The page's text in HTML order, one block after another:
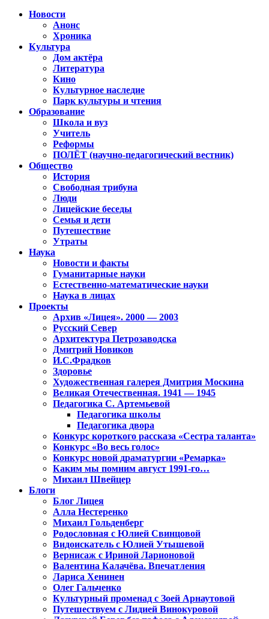
Новости
Анонс
Хроника
Культура
Дом актёра
Литература
Кино
Культурное наследие
Парк культуры и чтения
Образование
Школа и вуз
Учитель
Реформы
ПОЛЁТ (научно-педагогический вестник)
Общество
История
Свободная трибуна
Люди
Лицейские беседы
Семья и дети
Путешествие
Утраты
Наука
Новости и факты
Гуманитарные науки
Естественно-математические науки
Наука в лицах
Проекты
Архив «Лицея». 2000 — 2003
Русский Север
Архитектура Петрозаводска
Дмитрий Новиков
И.С.Фрадков
Здоровье
Художественная галерея Дмитрия Москина
Великая Отечественная. 1941 — 1945
Педагогика С. Артемьевой
Педагогика школы
Педагогика двора
Конкурс короткого рассказа «Сестра таланта»
Конкурс «Во весь голос»
Конкурс новой драматургии «Ремарка»
Каким мы помним август 1991-го…
Михаил Швейцер
Блоги
Блог Лицея
Алла Нестеренко
Михаил Гольденберг
Родословная с Юлией Свинцовой
Видоискатель с Юлией Утышевой
Вернисаж с Ириной Ларионовой
Валентина Калачёва. Впечатления
Лариса Хенинен
Олег Гальченко
Культурный променад с Зоей Арнаутовой
Путешествуем с Лидией Винокуровой